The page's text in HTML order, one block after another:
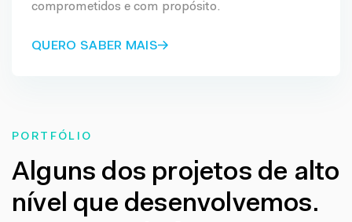
comprometidos e com propósito.
QUERO SABER MAIS
PORTFÓLIO
Alguns dos projetos de alto
nível que desenvolvemos.